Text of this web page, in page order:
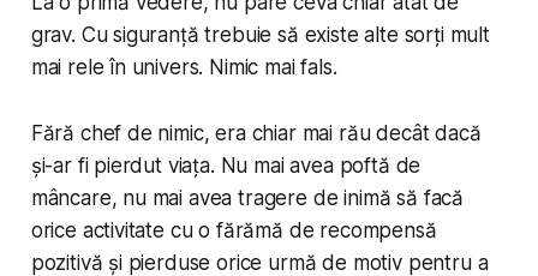
grav. Cu siguranță trebuie să existe alte sorți mult
mai rele în univers. Nimic mai fals.
Fără chef de nimic, era chiar mai rău decât dacă
și-ar fi pierdut viața. Nu mai avea poftă de
mâncare, nu mai avea tragere de inimă să facă
orice activitate cu o fărămă de recompensă
pozitivă și pierduse orice urmă de motiv pentru a